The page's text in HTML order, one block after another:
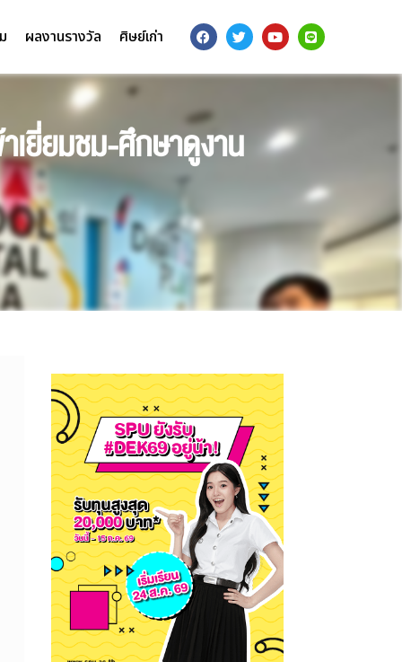
ผลงานรางวัล ศิษย์เก่า
ยี่ยมชม-ศึกษาดูงาน